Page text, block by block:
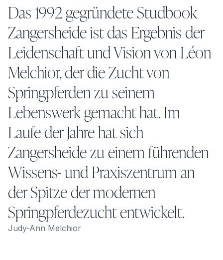
Das 1992 gegründete Studbook
Zangersheide ist das Ergebnis der
Leidenschaft und Vision von Léon
Melchior, der die Zucht von
Springpferden zu seinem
Lebenswerk gemacht hat. Im
Laufe der Jahre hat sich
Zangersheide zu einem führenden
Wissens- und Praxiszentrum an
der Spitze der modernen
Springpferdezucht entwickelt.
Judy-Ann Melchior